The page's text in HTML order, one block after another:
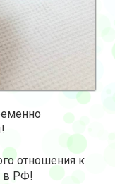
отношения к
в РФ!